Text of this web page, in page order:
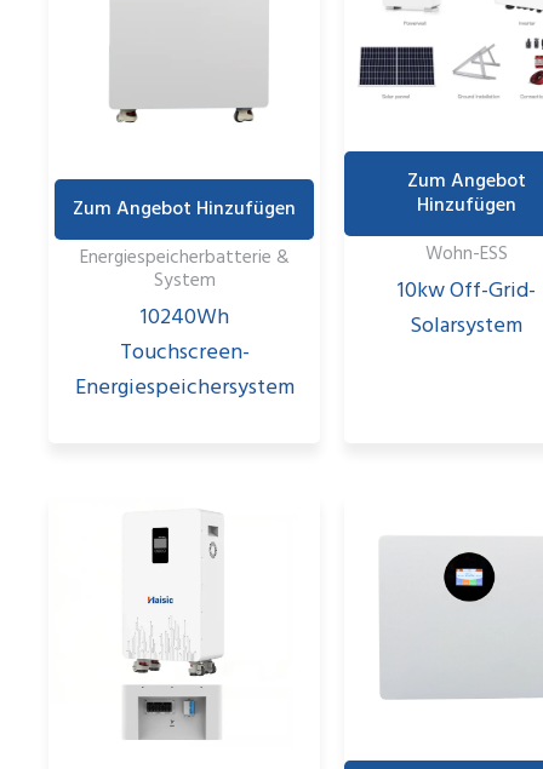
Zum Angebot Hinzufügen
Energiespeicherbatterie &
System
10240Wh
Touchscreen-
Energiespeichersystem
Zum Angebot
Hinzufügen
Wohn-ESS
10kw Off-Grid-
Solarsystem